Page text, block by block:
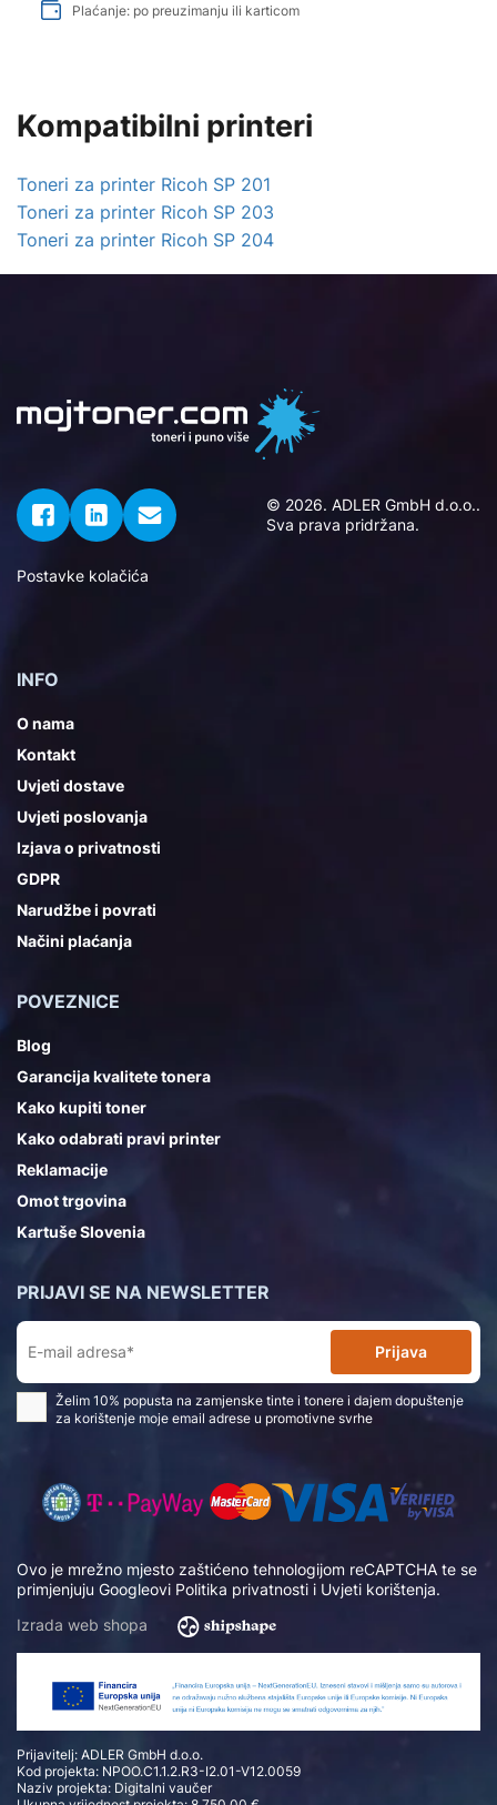
Plaćanje: po preuzimanju ili karticom
Kompatibilni printeri
Toneri za printer Ricoh SP 201
Toneri za printer Ricoh SP 203
Toneri za printer Ricoh SP 204
© 2026. ADLER GmbH d.o.o..
Sva prava pridržana.
Postavke kolačića
INFO
O nama
Kontakt
Uvjeti dostave
Uvjeti poslovanja
Izjava o privatnosti
GDPR
Narudžbe i povrati
Načini plaćanja
POVEZNICE
Blog
Garancija kvalitete tonera
Kako kupiti toner
Kako odabrati pravi printer
Reklamacije
Omot trgovina
Kartuše Slovenia
Ovo je mrežno mjesto zaštićeno tehnologijom reCAPTCHA te se
primjenjuju Googleovi Politika privatnosti i Uvjeti korištenja.
Izrada web shopa
Prijavitelj: ADLER GmbH d.o.o.
Kod projekta: NPOO.C1.1.2.R3-I2.01-V12.0059
Naziv projekta: Digitalni vaučer
PRIJAVI SE NA NEWSLETTER
Prijava
Želim 10% popusta na zamjenske tinte i tonere i dajem dopuštenje
za korištenje moje email adrese u promotivne svrhe